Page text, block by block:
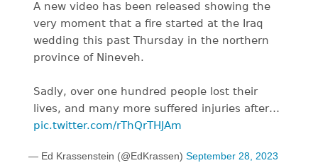
A new video has been released showing the
very moment that a fire started at the Iraq
wedding this past Thursday in the northern
province of Nineveh.
Sadly, over one hundred people lost their
lives, and many more suffered injuries after…
pic.twitter.com/rThQrTHJAm
— Ed Krassenstein (@EdKrassen) September 28, 2023